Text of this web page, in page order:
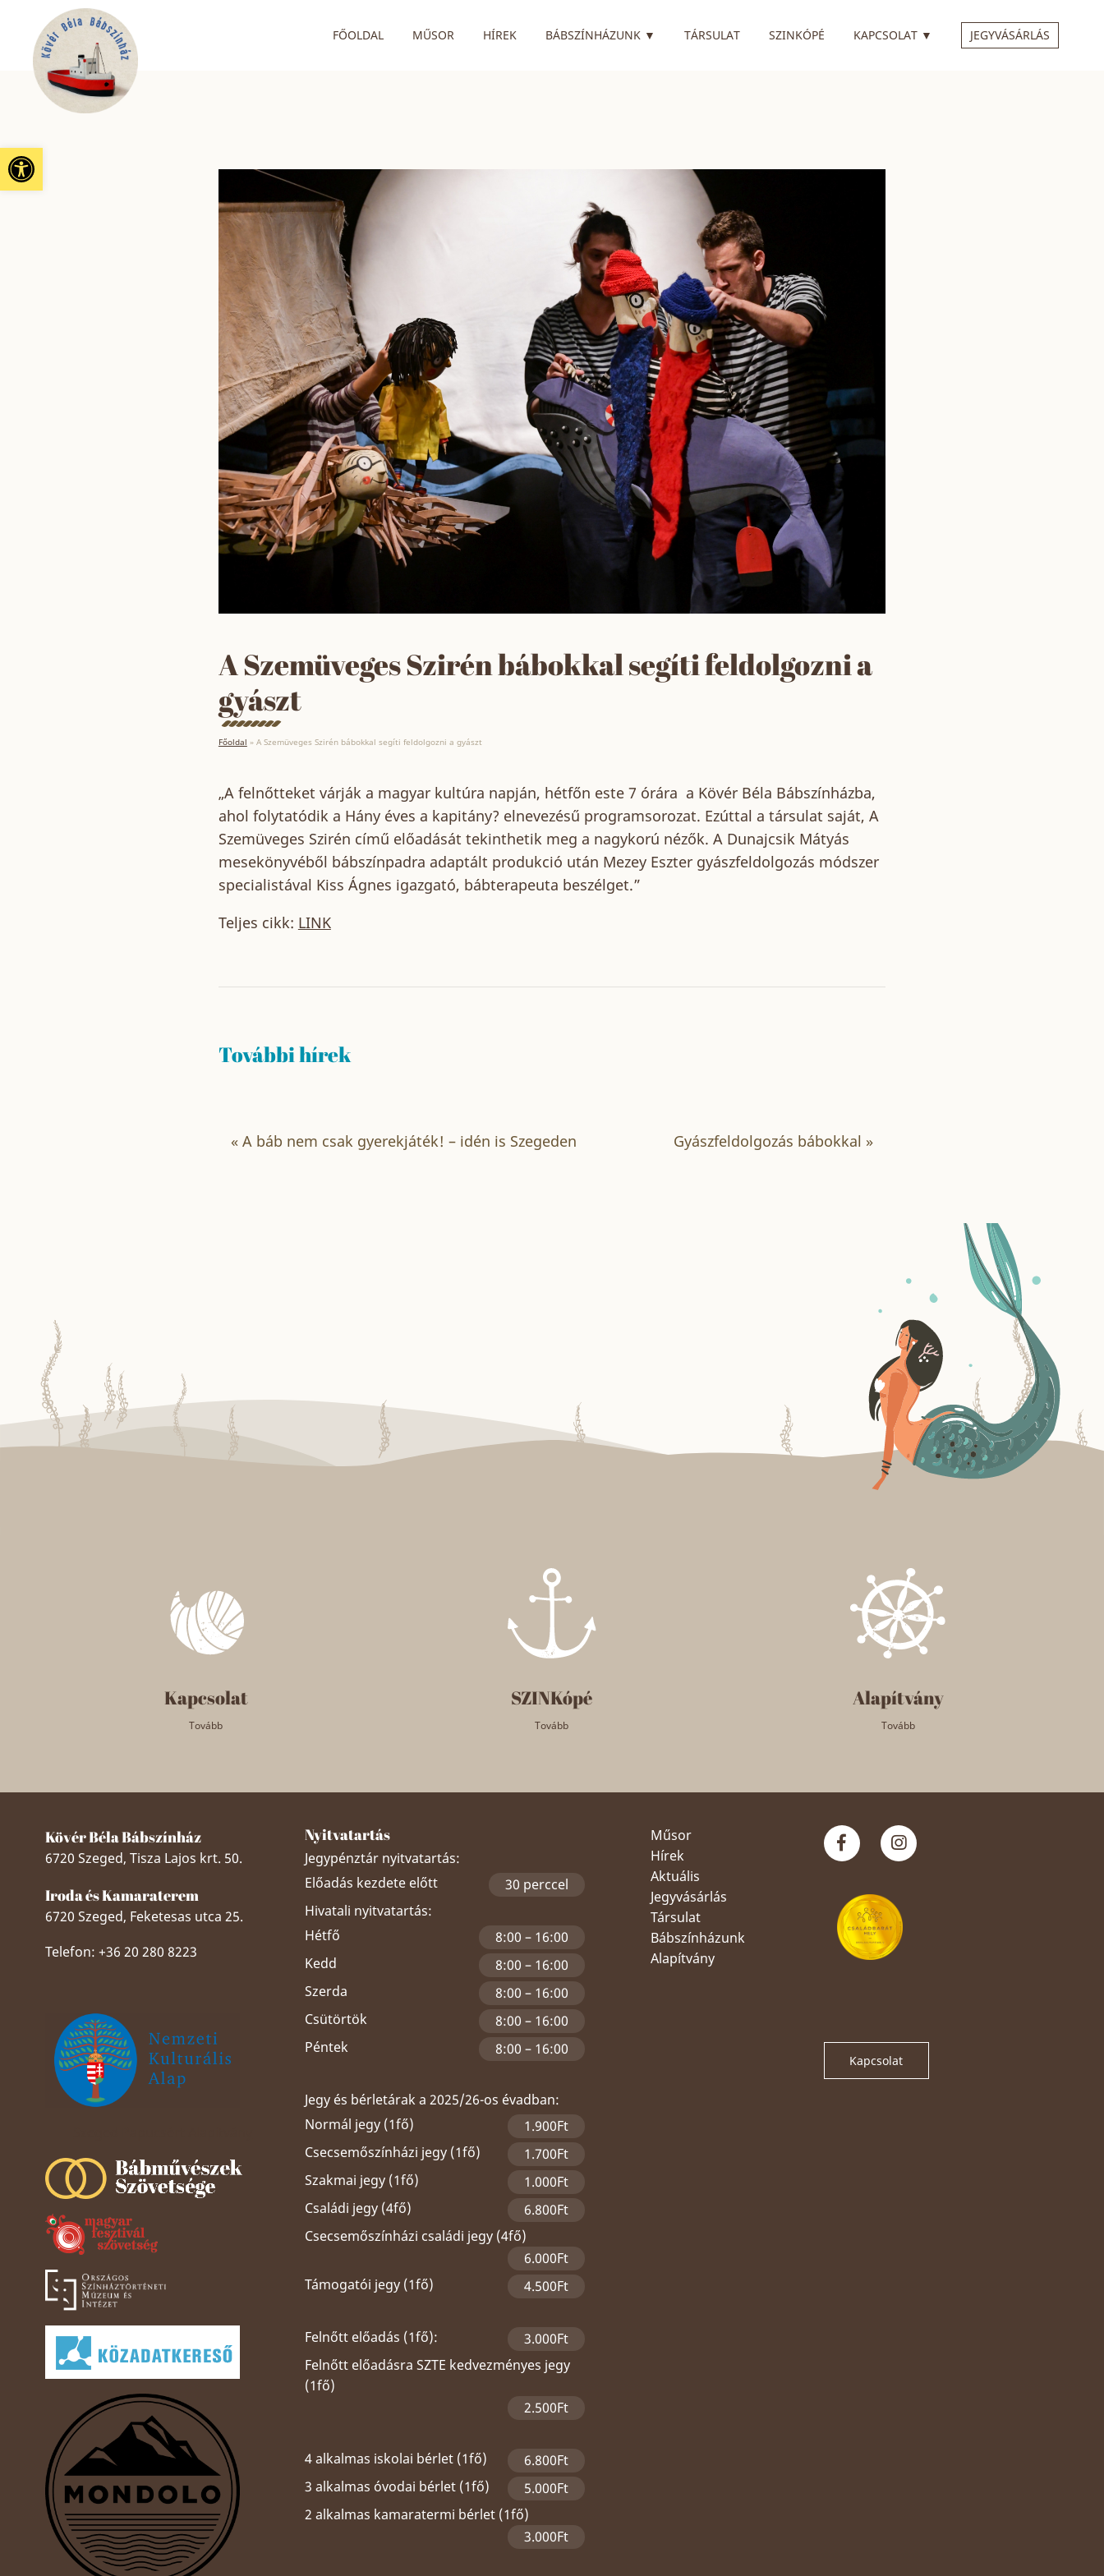
Eszköztár megnyitása
FŐOLDAL MŰSOR HÍREK BÁBSZÍNHÁZUNK ▼ RENDELKEZIK ALMENÜVEL
TÁRSULAT SZINKÓPÉ KAPCSOLAT ▼ RENDELKEZIK ALMENÜVEL
JEGYVÁSÁRLÁS
A Szemüveges Szirén bábokkal segíti feldolgozni a
gyászt
Főoldal » A Szemüveges Szirén bábokkal segíti feldolgozni a gyászt
„A felnőtteket várják a magyar kultúra napján, hétfőn este 7 órára a Kövér Béla Bábszínházba,
ahol folytatódik a Hány éves a kapitány? elnevezésű programsorozat. Ezúttal a társulat saját, A
Szemüveges Szirén című előadását tekinthetik meg a nagykorú nézők. A Dunajcsik Mátyás
mesekönyvéből bábszínpadra adaptált produkció után Mezey Eszter gyászfeldolgozás módszer
specialistával Kiss Ágnes igazgató, bábterapeuta beszélget.”
Teljes cikk: LINK
További hírek
« A báb nem csak gyerekjáték! – idén is Szegeden Gyászfeldolgozás bábokkal »
Kapcsolat
Tovább
SZINKópé
Tovább
Alapítvány
Tovább
Kövér Béla Bábszínház
6720 Szeged, Tisza Lajos krt. 50.
Iroda és Kamaraterem
6720 Szeged, Feketesas utca 25.
Telefon: +36 20 280 8223
Nyitvatartás
Jegypénztár nyitvatartás:
Előadás kezdete előtt
30 perccel
Hivatali nyitvatartás:
Hétfő
8:00 – 16:00
Kedd
8:00 – 16:00
Szerda
8:00 – 16:00
Csütörtök
8:00 – 16:00
Péntek
8:00 – 16:00
Jegy és bérletárak a 2025/26-os évadban:
Normál jegy (1fő)
1.900Ft
Csecsemőszínházi jegy (1fő)
1.700Ft
Szakmai jegy (1fő)
1.000Ft
Családi jegy (4fő)
6.800Ft
Csecsemőszínházi családi jegy (4fő)
6.000Ft
Támogatói jegy (1fő)
4.500Ft
Felnőtt előadás (1fő):
3.000Ft
Felnőtt előadásra SZTE kedvezményes jegy
(1fő)
2.500Ft
4 alkalmas iskolai bérlet (1fő)
6.800Ft
3 alkalmas óvodai bérlet (1fő)
5.000Ft
2 alkalmas kamaratermi bérlet (1fő)
3.000Ft
Műsor
Hírek
Aktuális
Jegyvásárlás
Társulat
Bábszínházunk
Alapítvány
Kapcsolat